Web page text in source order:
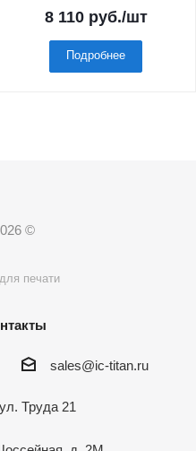
8 110руб./шт
Подробнее
©
печати
sales@ic-titan.ru
Труда 21